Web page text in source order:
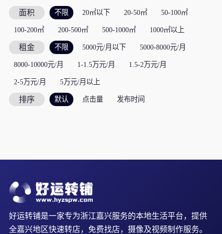
面积 不限 20㎡以下 20-50㎡ 50-100㎡
100-200㎡ 200-500㎡ 500-1000㎡ 1000㎡以上
租金 不限 5000元/月以下 5000-8000元/月
8000-10000元/月 1-1.5万元/月 1.5-2万元/月
2-5万元/月 5万元/月以上
排序 默认 点击量 发布时间
好运转铺是一家专为浙江嘉兴服务的本地生活平台，提供
全嘉兴地区快速转店，免费找店，摄像及视频制作服务。